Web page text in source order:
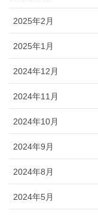
2025年2月
2025年1月
2024年12月
2024年11月
2024年10月
2024年9月
2024年8月
2024年5月